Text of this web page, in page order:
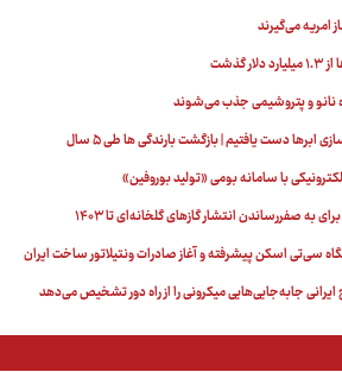
نانو و پتروشیمی جذب می‌شوند
ابرها دست یافتیم | بازگشت بارندگی ها طی ۵ سال
با سامانه بومی «تولید بوروفین»
به صفررساندن انتشار گازهای گلخانه‌ای تا ۱۴۰۳
سی‌تی اسکن پیشرفته و آغاز صادرات ونتیلاتور ساخت ایران
جابه‌جایی‌هایی میکرونی را از راه دور تشخیص می‌دهد